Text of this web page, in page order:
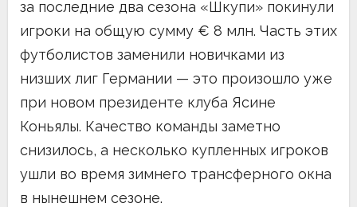
за последние два сезона «Шкупи» покинули
игроки на общую сумму € 8 млн. Часть этих
футболистов заменили новичками из
низших лиг Германии — это произошло уже
при новом президенте клуба Ясине
Коньялы. Качество команды заметно
снизилось, а несколько купленных игроков
ушли во время зимнего трансферного окна
в нынешнем сезоне.